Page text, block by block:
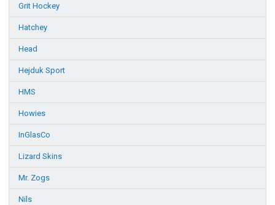
Grit Hockey
Hatchey
Head
Hejduk Sport
HMS
Howies
InGlasCo
Lizard Skins
Mr. Zogs
Nils